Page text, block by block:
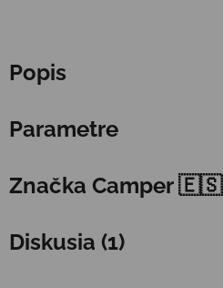
Popis
Parametre
Značka Camper 🇪🇸
Diskusia (1)